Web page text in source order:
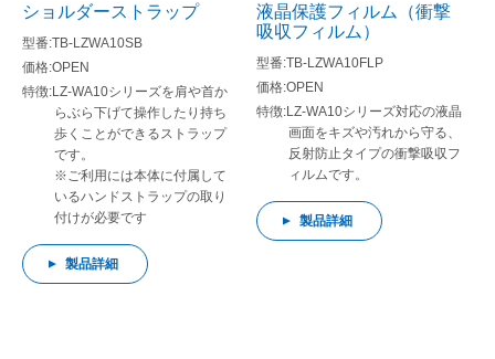
ショルダーストラップ
TB-LZWA10SB
OPEN
LZ-WA10シリーズを肩や首か
らぶら下げて操作したり持ち
歩くことができるストラップ
です。
※ご利用には本体に付属して
いるハンドストラップの取り
付けが必要です
製品詳細
液晶保護フィルム（衝撃
吸収フィルム）
TB-LZWA10FLP
OPEN
LZ-WA10シリーズ対応の液晶
画面をキズや汚れから守る、
反射防止タイプの衝撃吸収フ
ィルムです。
製品詳細